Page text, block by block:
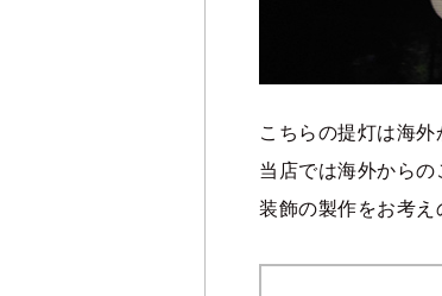
こちらの提灯は海外
当店では海外から
装飾の製作をお考え